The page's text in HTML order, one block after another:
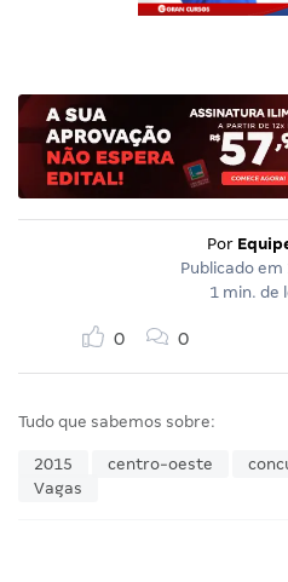
Por
Publicado em
1 min. de
0 0
Tudo que sabemos sobre:
2015 centro-oeste
Vagas